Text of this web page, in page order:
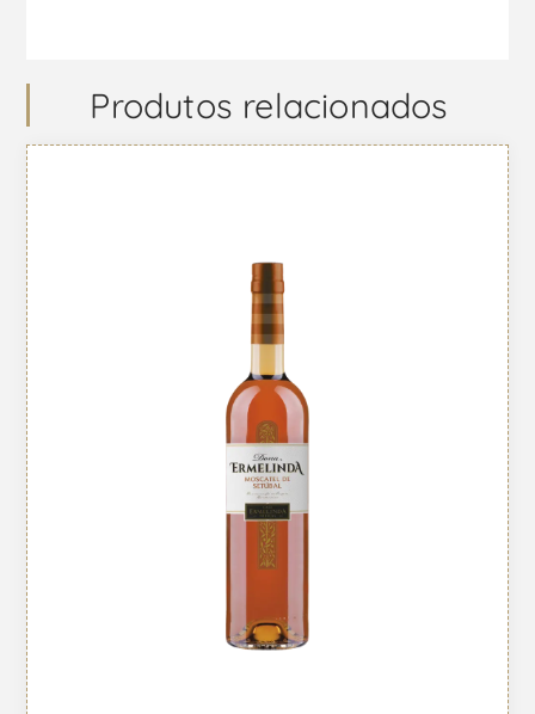
Produtos relacionados